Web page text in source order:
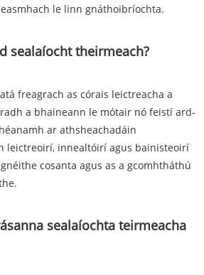
le linn gnáthoibríochta.
sealaíocht theirmeach?
freagrach as córais leictreacha a
a bhaineann le mótair nó feistí ard-
ar athsheachadáin
leictreoirí, innealtóirí agus bainisteoirí
cosanta agus as a gcomhtháthú
sealaíochta teirmeacha